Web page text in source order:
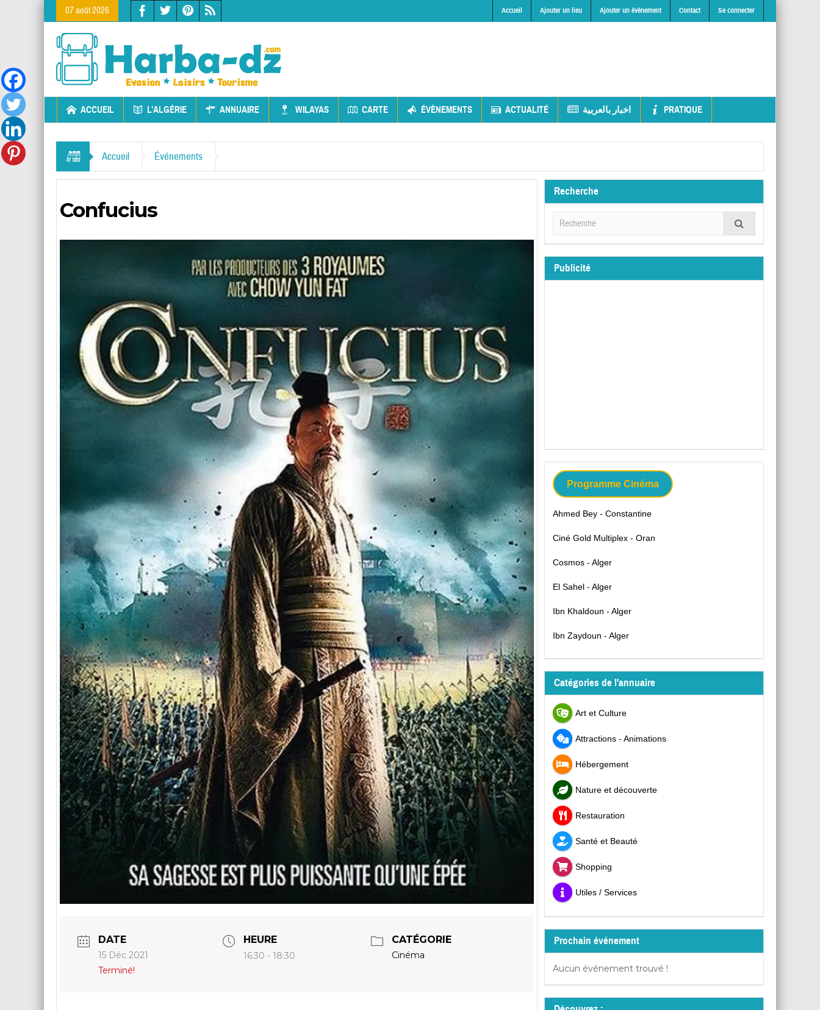
07 août 2026 Accueil Ajouter un lieu Ajouter un évènement Contact Se connecter
ACCUEIL L’ALGÉRIE ANNUAIRE WILAYAS CARTE ÉVÈNEMENTS ACTUALITÉ اخبار بالعربية PRATIQUE
Accueil Événements
Confucius
DATE
15 Déc 2021
Terminé!
HEURE
16:30 - 18:30
CATÉGORIE
Cinéma
Recherche
Publicité
Programme Cinéma
Ahmed Bey - Constantine
Ciné Gold Multiplex - Oran
Cosmos - Alger
El Sahel - Alger
Ibn Khaldoun - Alger
Ibn Zaydoun - Alger
Catégories de l'annuaire
Art et Culture
Attractions - Animations
Hébergement
Nature et découverte
Restauration
Santé et Beauté
Shopping
Utiles / Services
Prochain événement
Aucun événement trouvé !